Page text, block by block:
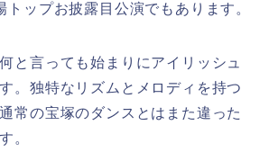
トップお披露目公演でもあります。
と言っても始まりにアイリッシュ
。独特なリズムとメロディを持つ
常の宝塚のダンスとはまた違った
。